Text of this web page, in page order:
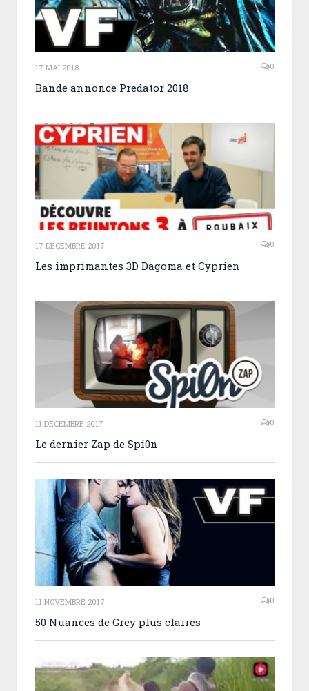
17 MAI 2018 0
Bande annonce Predator 2018
17 DÉCEMBRE 2017 0
Les imprimantes 3D Dagoma et Cyprien
11 DÉCEMBRE 2017 0
Le dernier Zap de Spi0n
11 NOVEMBRE 2017 0
50 Nuances de Grey plus claires